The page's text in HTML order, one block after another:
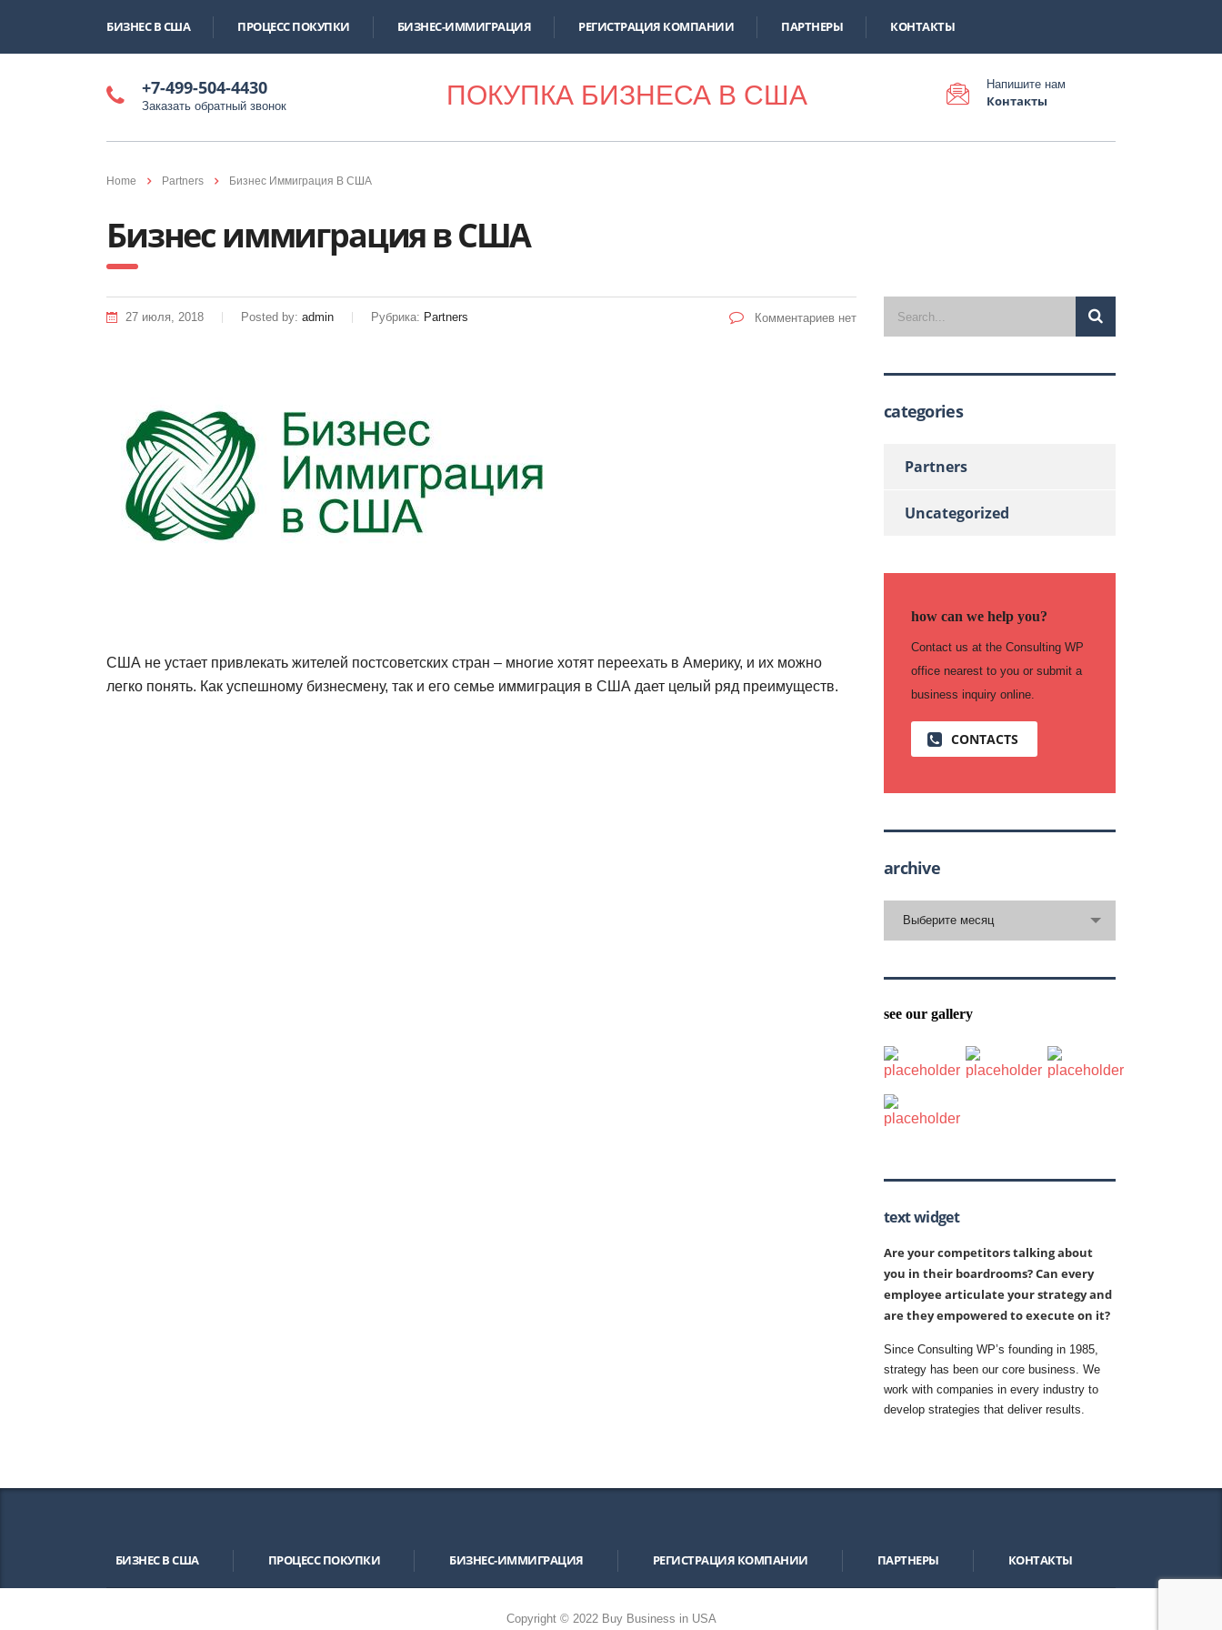
БИЗНЕС В США ПРОЦЕСС ПОКУПКИ БИЗНЕС-ИММИГРАЦИЯ РЕГИСТРАЦИЯ КОМПАНИИ ПАРТНЕРЫ КОНТАКТЫ
+7-499-504-4430
Заказать обратный звонок ПОКУПКА БИЗНЕСА В США Напишите нам
Контакты
Home Partners Бизнес Иммиграция В США
Бизнес иммиграция в США
27 июля, 2018 Posted by: admin Рубрика: Partners Комментариев нет
США не устает привлекать жителей постсоветских стран – многие хотят переехать в Америку, и их можно
легко понять. Как успешному бизнесмену, так и его семье иммиграция в США дает целый ряд преимуществ.
categories
Partners
Uncategorized
how can we help you?
Contact us at the Consulting WP
office nearest to you or submit a
business inquiry online.
CONTACTS
archive
Выберите месяц
see our gallery
text widget
Are your competitors talking about
you in their boardrooms? Can every
employee articulate your strategy and
are they empowered to execute on it?
Since Consulting WP’s founding in 1985,
strategy has been our core business. We
work with companies in every industry to
develop strategies that deliver results.
БИЗНЕС В США ПРОЦЕСС ПОКУПКИ БИЗНЕС-ИММИГРАЦИЯ РЕГИСТРАЦИЯ КОМПАНИИ ПАРТНЕРЫ КОНТАКТЫ
Copyright © 2022 Buy Business in USA